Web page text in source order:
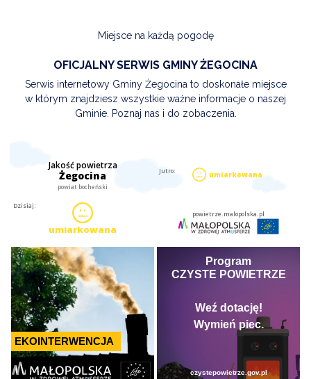
Miejsce na każdą pogodę
OFICJALNY SERWIS GMINY ŻEGOCINA
Serwis internetowy Gminy Żegocina to doskonałe miejsce
w którym znajdziesz wszystkie ważne informacje o naszej
Gminie. Poznaj nas i do zobaczenia.